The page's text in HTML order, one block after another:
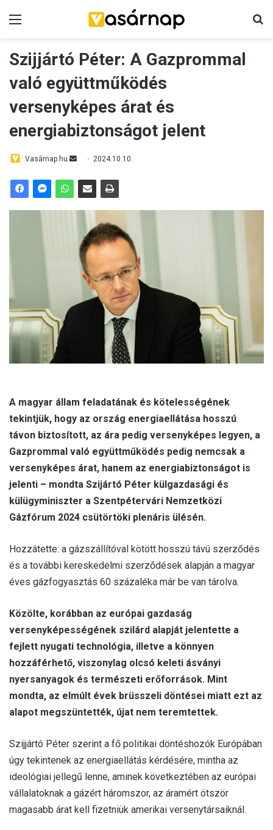
Menü
Szijjártó Péter: A Gazprommal
való együttműködés
versenyképes árat és
energiabiztonságot jelent
Vasárnap.hu
Send
email
2024.10.10.
A magyar állam feladatának és kötelességének
tekintjük, hogy az ország energiaellátása hosszú
távon biztosított, az ára pedig versenyképes legyen, a
Gazprommal való együttműködés pedig nemcsak a
versenyképes árat, hanem az energiabiztonságot is
jelenti – mondta Szijártó Péter külgazdasági és
külügyminiszter a Szentpétervári Nemzetközi
Gázfórum 2024 csütörtöki plenáris ülésén.
Hozzátette: a gázszállítóval kötött hosszú távú szerződés
és a további kereskedelmi szerződések alapján a magyar
éves gázfogyasztás 60 százaléka már be van tárolva.
Közölte, korábban az európai gazdaság
versenyképességének szilárd alapját jelentette a
fejlett nyugati technológia, illetve a könnyen
hozzáférhető, viszonylag olcsó keleti ásványi
nyersanyagok és természeti erőforrások. Mint
mondta, az elmúlt évek brüsszeli döntései miatt ezt az
alapot megszüntették, újat nem teremtettek.
Szijjártó Péter szerint a fő politikai döntéshozók Európában
úgy tekintenek az energiaellátás kérdésére, mintha az
ideológiai jellegű lenne, aminek következtében az európai
vállalatoknak a gázért háromszor, az áramért ötször
magasabb árat kell fizetniük amerikai versenytársaiknál.